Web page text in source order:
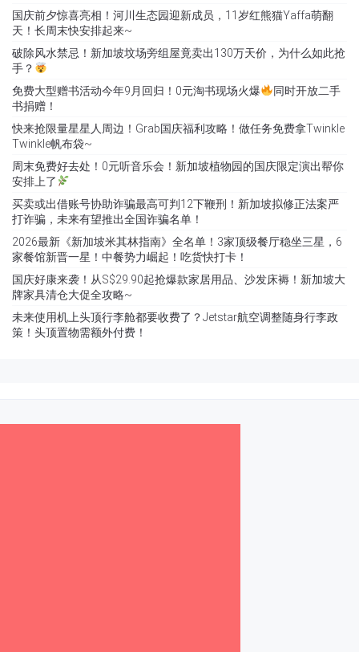
国庆前夕惊喜亮相！河川生态园迎新成员，11岁红熊猫Yaffa萌翻
天！长周末快安排起来~
破除风水禁忌！新加坡坟场旁组屋竟卖出130万天价，为什么如此抢
手？
免费大型赠书活动今年9月回归！0元淘书现场火爆
同时开放二手
书捐赠！
快来抢限量星星人周边！Grab国庆福利攻略！做任务免费拿Twinkle
Twinkle帆布袋~
周末免费好去处！0元听音乐会！新加坡植物园的国庆限定演出帮你
安排上了
买卖或出借账号协助诈骗最高可判12下鞭刑！新加坡拟修正法案严
打诈骗，未来有望推出全国诈骗名单！
2026最新《新加坡米其林指南》全名单！3家顶级餐厅稳坐三星，6
家餐馆新晋一星！中餐势力崛起！吃货快打卡！
国庆好康来袭！从S$29.90起抢爆款家居用品、沙发床褥！新加坡大
牌家具清仓大促全攻略~
未来使用机上头顶行李舱都要收费了？Jetstar航空调整随身行李政
策！头顶置物需额外付费！